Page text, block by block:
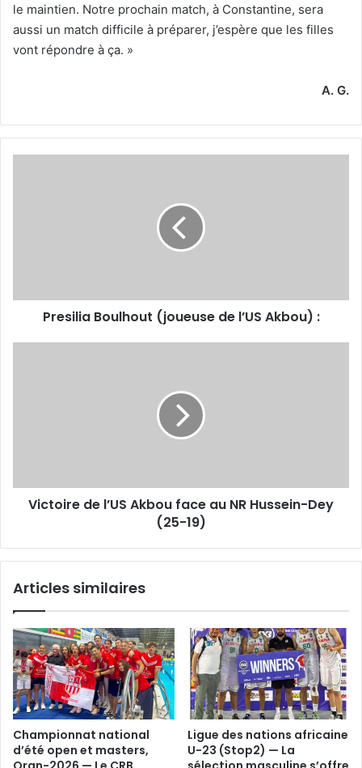
le maintien. Notre prochain match, à Constantine, sera
aussi un match difficile à préparer, j’espère que les filles
vont répondre à ça. »
A. G.
Presilia Boulhout (joueuse de l’US Akbou) :
Dey
(25-Victoire de l’US Akbou face au NR Hussein-Dey
(25-19)
Articles similaires
Championnat national
d’été open et masters,
Ligue des nations africaine
U-23 (Stop2) — La